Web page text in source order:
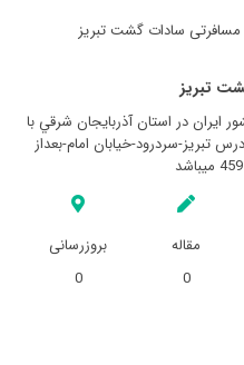
سادات گشت تبريز
تبريز
در استان آذربايجان شرقي با
سردرود-خیابان امام-بعداز
مقاله
0
بروزرسانی
0